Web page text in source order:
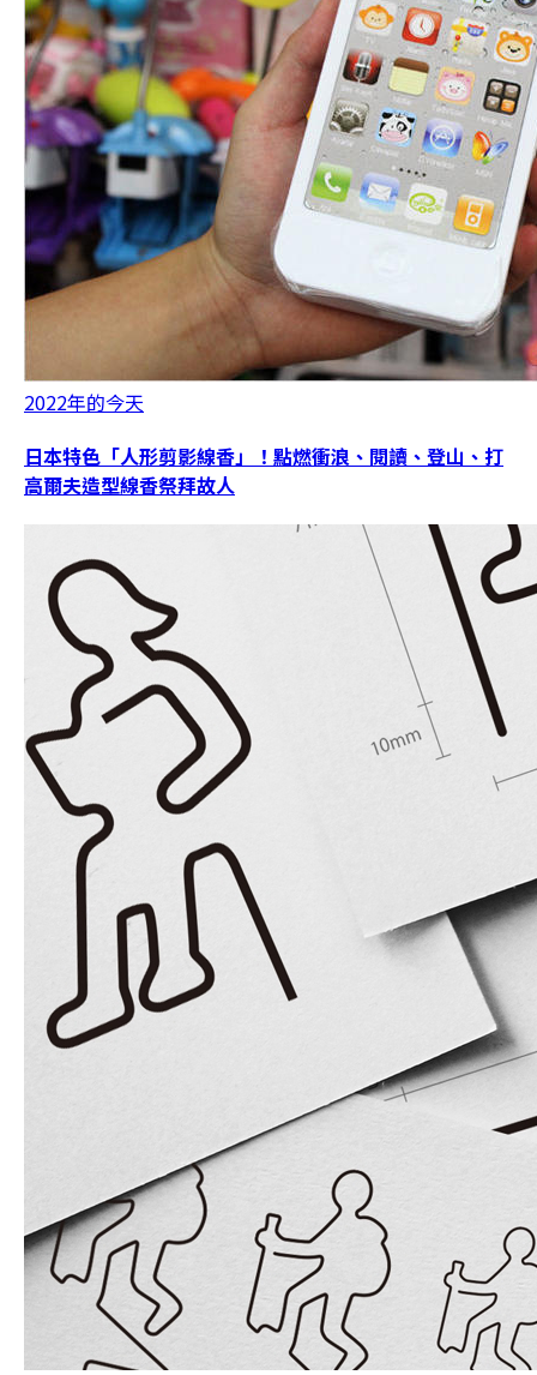
2022年的今天
日本特色「人形剪影線香」！點燃衝浪、閱讀、登山、打
高爾夫造型線香祭拜故人